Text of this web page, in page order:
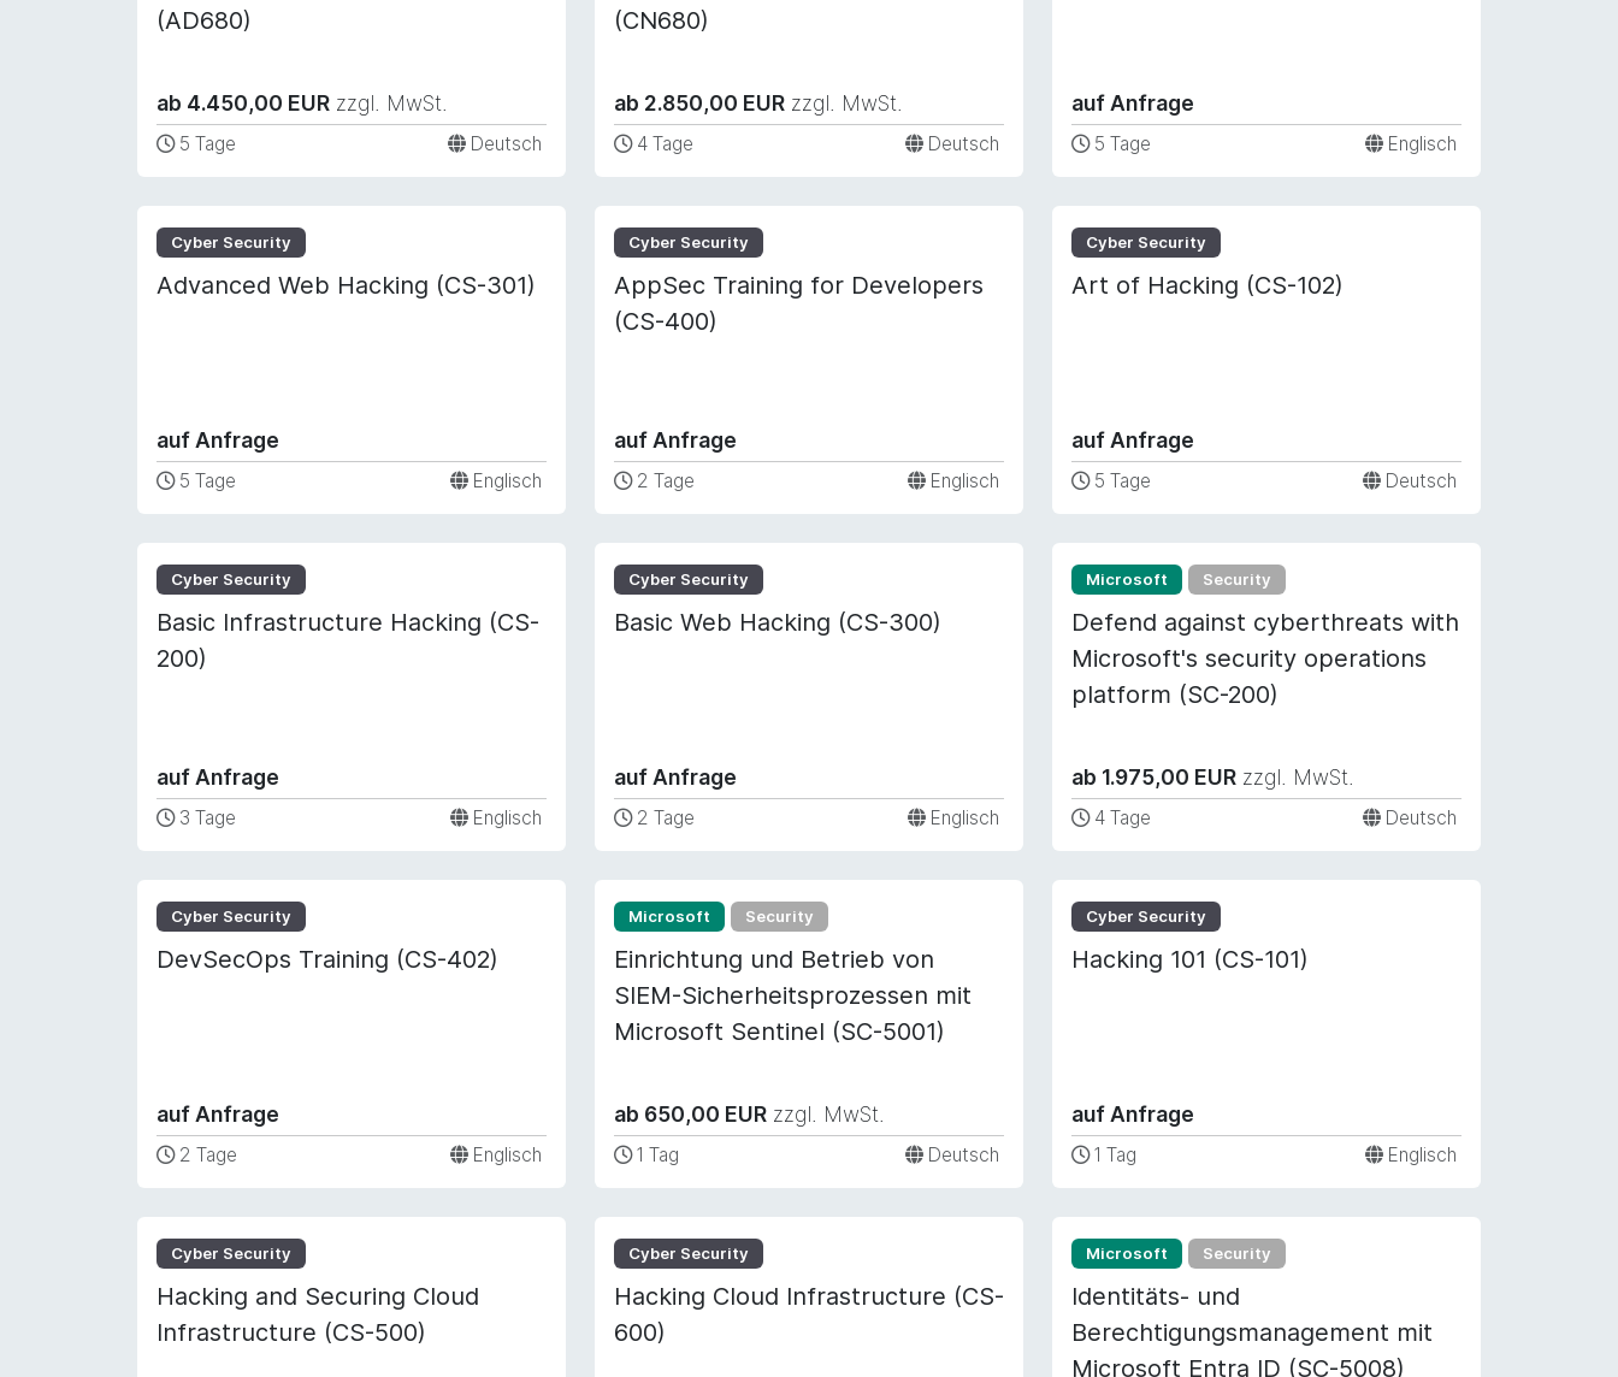
(AD680)
ab 4.450,00 EUR zzgl. MwSt.
5 Tage Deutsch
(CN680)
ab 2.850,00 EUR zzgl. MwSt.
4 Tage Deutsch
auf Anfrage
5 Tage Englisch
Cyber Security
Advanced Web Hacking (CS-301)
auf Anfrage
5 Tage Englisch
Cyber Security
AppSec Training for Developers
(CS-400)
auf Anfrage
2 Tage Englisch
Cyber Security
Art of Hacking (CS-102)
auf Anfrage
5 Tage Deutsch
Cyber Security
Basic Infrastructure Hacking (CS-
200)
auf Anfrage
3 Tage Englisch
Cyber Security
Basic Web Hacking (CS-300)
auf Anfrage
2 Tage Englisch
Microsoft Security
Defend against cyberthreats with
Microsoft's security operations
platform (SC-200)
ab 1.975,00 EUR zzgl. MwSt.
4 Tage Deutsch
Cyber Security
DevSecOps Training (CS-402)
auf Anfrage
2 Tage Englisch
Microsoft Security
Einrichtung und Betrieb von
SIEM-Sicherheitsprozessen mit
Microsoft Sentinel (SC-5001)
ab 650,00 EUR zzgl. MwSt.
1 Tag Deutsch
Cyber Security
Hacking 101 (CS-101)
auf Anfrage
1 Tag Englisch
Cyber Security
Hacking and Securing Cloud
Infrastructure (CS-500)
Cyber Security
Hacking Cloud Infrastructure (CS-
600)
Microsoft Security
Identitäts- und
Berechtigungsmanagement mit
Microsoft Entra ID (SC-5008)